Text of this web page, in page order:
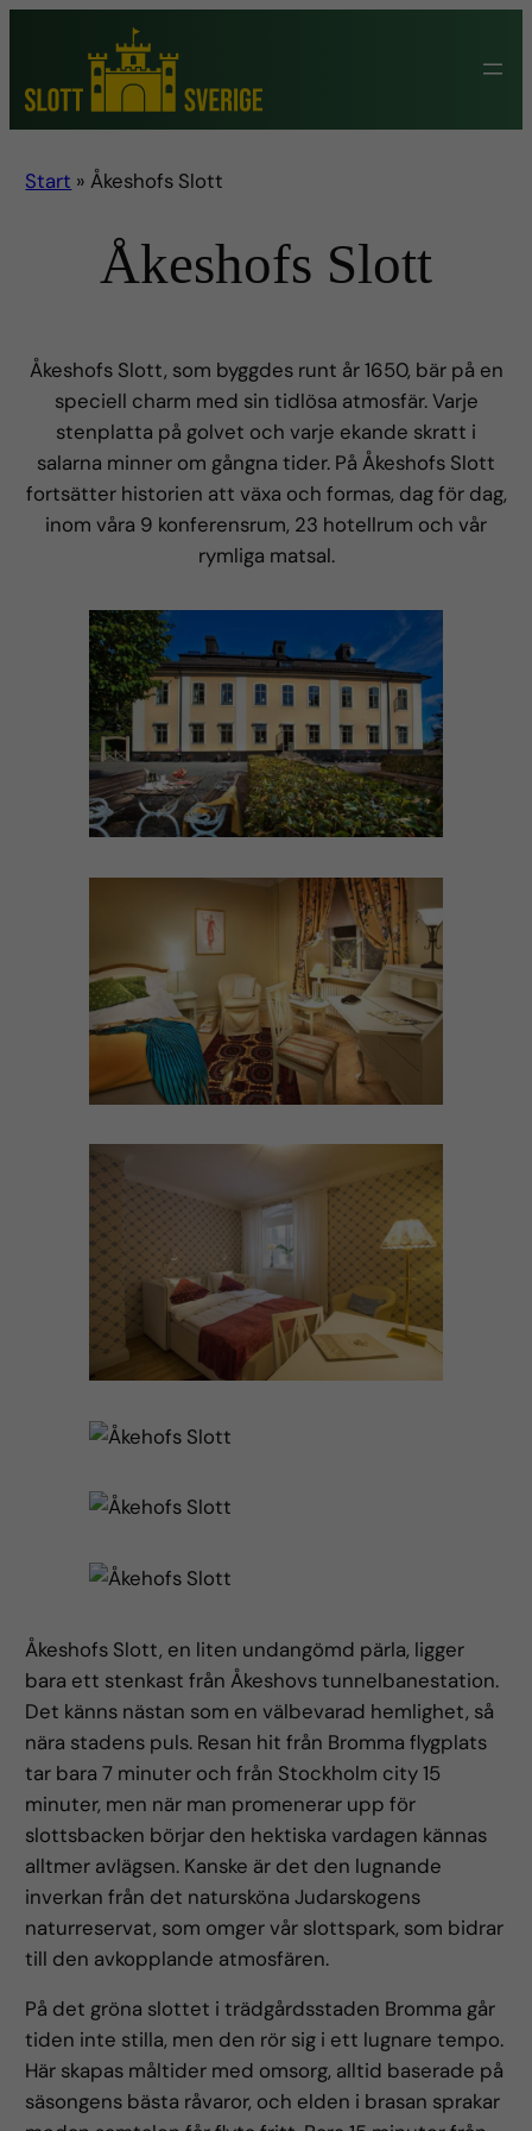
innehåll
Start »Åkeshofs Slott
Åkeshofs Slott
Åkeshofs Slott, som byggdes runt år 1650, bär på en
speciell charm med sin tidlösa atmosfär. Varje
stenplatta på golvet och varje ekande skratt i
salarna minner om gångna tider. På Åkeshofs Slott
fortsätter historien att växa och formas, dag för dag,
inom våra 9 konferensrum, 23 hotellrum och vår
rymliga matsal.
Åkeshofs Slott, en liten undangömd pärla, ligger
bara ett stenkast från Åkeshovs tunnelbanestation.
Det känns nästan som en välbevarad hemlighet, så
nära stadens puls. Resan hit från Bromma flygplats
tar bara 7 minuter och från Stockholm city 15
minuter, men när man promenerar upp för
slottsbacken börjar den hektiska vardagen kännas
alltmer avlägsen. Kanske är det den lugnande
inverkan från det natursköna Judarskogens
naturreservat, som omger vår slottspark, som bidrar
till den avkopplande atmosfären.
På det gröna slottet i trädgårdsstaden Bromma går
tiden inte stilla, men den rör sig i ett lugnare tempo.
Här skapas måltider med omsorg, alltid baserade på
säsongens bästa råvaror, och elden i brasan sprakar